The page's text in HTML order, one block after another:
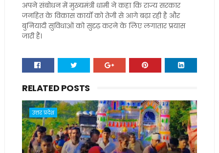
अपने संबोधन में मुख्यमंत्री धामी ने कहा कि राज्य सरकार
जनहित के विकास कार्यों को तेजी से आगे बढ़ा रही है और
बुनियादी सुविधाओं को सुदृढ़ करने के लिए लगातार प्रयास
जारी हैं।
RELATED POSTS
उत्तर प्रदेश